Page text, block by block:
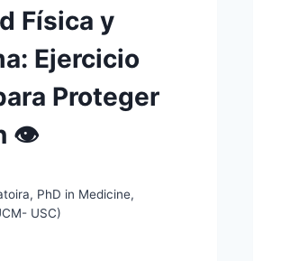
Física y
Ejercicio
Proteger
👁️
PhD in Medicine,
USC)